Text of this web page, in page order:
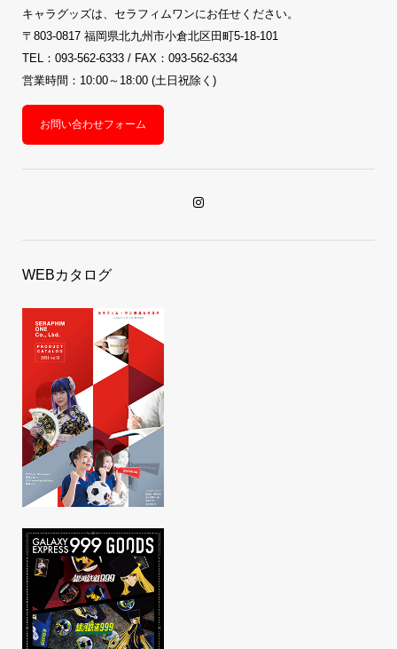
キャラグッズは、セラフィムワンにお任せください。
〒803-0817 福岡県北九州市小倉北区田町5-18-101
TEL：093-562-6333 / FAX：093-562-6334
営業時間：10:00～18:00 (土日祝除く)
お問い合わせフォーム
WEBカタログ